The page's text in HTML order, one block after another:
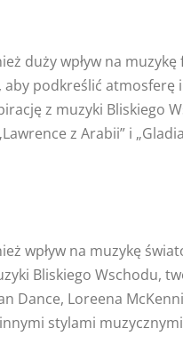
duży wpływ na
podkreślić atmosferę
z muzyki Bliskiego
z Arabii” i
wpływ na muzykę
Bliskiego Wschodu,
Dance, Loreena
stylami